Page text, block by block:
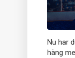
Nu har
häng